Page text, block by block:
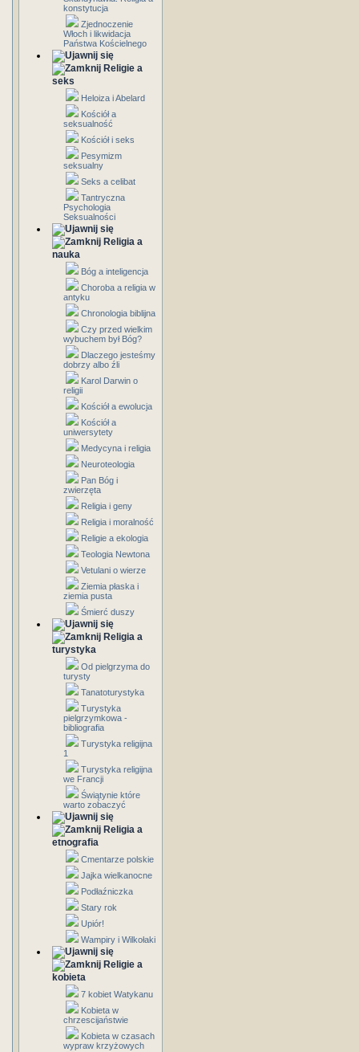
konstytucja
Zjednoczenie
Włoch i likwidacja
Państwa Kościelnego
Religie a
seks
Heloiza i Abelard
Kościół a
seksualność
Kościół i seks
Pesymizm
seksualny
Seks a celibat
Tantryczna
Psychologia
Seksualności
Religia a
nauka
Bóg a inteligencja
Choroba a religia w
antyku
Chronologia biblijna
Czy przed wielkim
wybuchem był Bóg?
Dlaczego jesteśmy
dobrzy albo źli
Karol Darwin o
religii
Kościół a ewolucja
Kościół a
uniwersytety
Medycyna i religia
Neuroteologia
Pan Bóg i
zwierzęta
Religia i geny
Religia i moralność
Religie a ekologia
Teologia Newtona
Vetulani o wierze
Ziemia płaska i
ziemia pusta
Śmierć duszy
Religia a
turystyka
Od pielgrzyma do
turysty
Tanatoturystyka
Turystyka
pielgrzymkowa -
bibliografia
Turystyka religijna
1
Turystyka religijna
we Francji
Świątynie które
warto zobaczyć
Religia a
etnografia
Cmentarze polskie
Jajka wielkanocne
Podłaźniczka
Stary rok
Upiór!
Wampiry i Wilkołaki
Religie a
kobieta
7 kobiet Watykanu
Kobieta w
chrzescijaństwie
Kobieta w czasach
wypraw krzyżowych